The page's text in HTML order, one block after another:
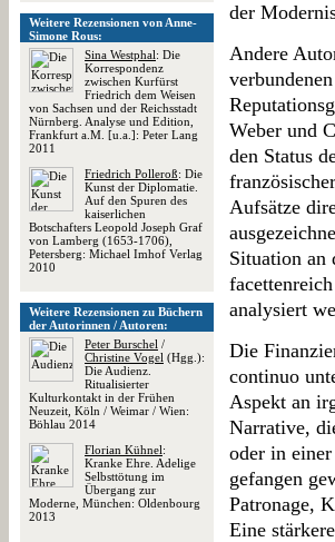
Weitere Rezensionen von Anne-
Simone Rous:
Sina Westphal: Die
Korrespondenz
zwischen Kurfürst
Friedrich dem Weisen
von Sachsen und der Reichsstadt
Nürnberg. Analyse und Edition,
Frankfurt a.M. [u.a.]: Peter Lang
2011
Friedrich Polleroß: Die
Kunst der Diplomatie.
Auf den Spuren des
kaiserlichen
Botschafters Leopold Joseph Graf
von Lamberg (1653-1706),
Petersberg: Michael Imhof Verlag
2010
Weitere Rezensionen zu Büchern
der Autorinnen / Autoren:
Peter Burschel /
Christine Vogel (Hgg.):
Die Audienz.
Ritualisierter
Kulturkontakt in der Frühen
Neuzeit, Köln / Weimar / Wien:
Böhlau 2014
Florian Kühnel:
Kranke Ehre. Adelige
Selbsttötung im
Übergang zur
Moderne, München: Oldenbourg
2013
der
Andere
Weber und
den Status
Aufsätze
Situation an
analysiert
Die
continuo
Aspekt an
Narrative,
oder in
gefangen
Patronage,
Eine